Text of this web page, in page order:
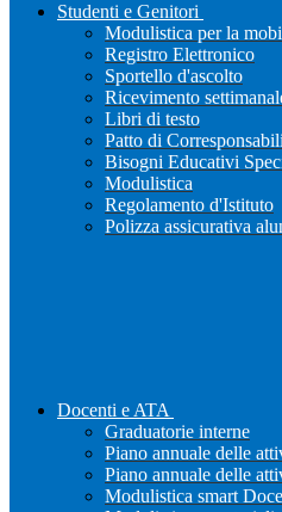
Studenti e Genitori
Modulistica per la
Registro Elettronico
Sportello d'ascolto
Ricevimento
Libri di testo
Patto di
Bisogni Educativi
Modulistica
Regolamento d'Istituto
Polizza assicurativa
Docenti e ATA
Graduatorie interne
Piano annuale delle
Piano annuale delle
Modulistica smart